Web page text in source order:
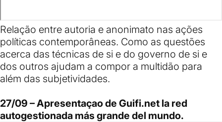
Relação entre autoria e anonimato nas ações
políticas contemporâneas. Como as questões
acerca das técnicas de si e do governo de si e
dos outros ajudam a compor a multidão para
além das subjetividades.
27/09 – Apresentaçao de Guifi.net la red
autogestionada más grande del mundo.